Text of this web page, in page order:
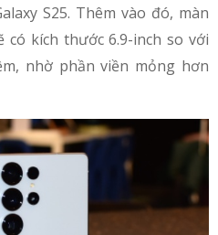
S25. Thêm vào đó, màn
có kích thước 6.9-inch so với
nhờ phần viền mỏng hơn